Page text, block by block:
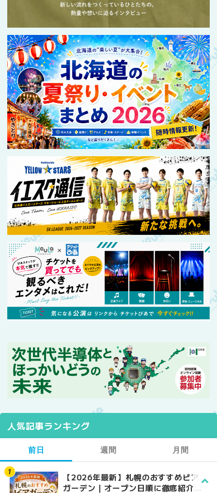
人気記事ランキング
前日
【2026年最新】札幌のおすすめビア
ガーデン｜オープン日順に徹底紹介！
週間
【2026年最新】札幌
ガーデン｜オープン日
月間
【2026年最新】札幌
ガーデン｜オープン日